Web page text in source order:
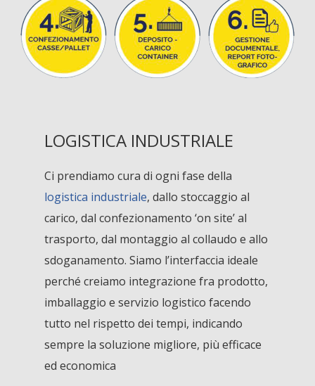
LOGISTICA INDUSTRIALE
Ci prendiamo cura di ogni fase della
logistica industriale, dallo stoccaggio al
carico, dal confezionamento ‘on site’ al
trasporto, dal montaggio al collaudo e allo
sdoganamento. Siamo l’interfaccia ideale
perché creiamo integrazione fra prodotto,
imballaggio e servizio logistico facendo
tutto nel rispetto dei tempi, indicando
sempre la soluzione migliore, più efficace
ed economica